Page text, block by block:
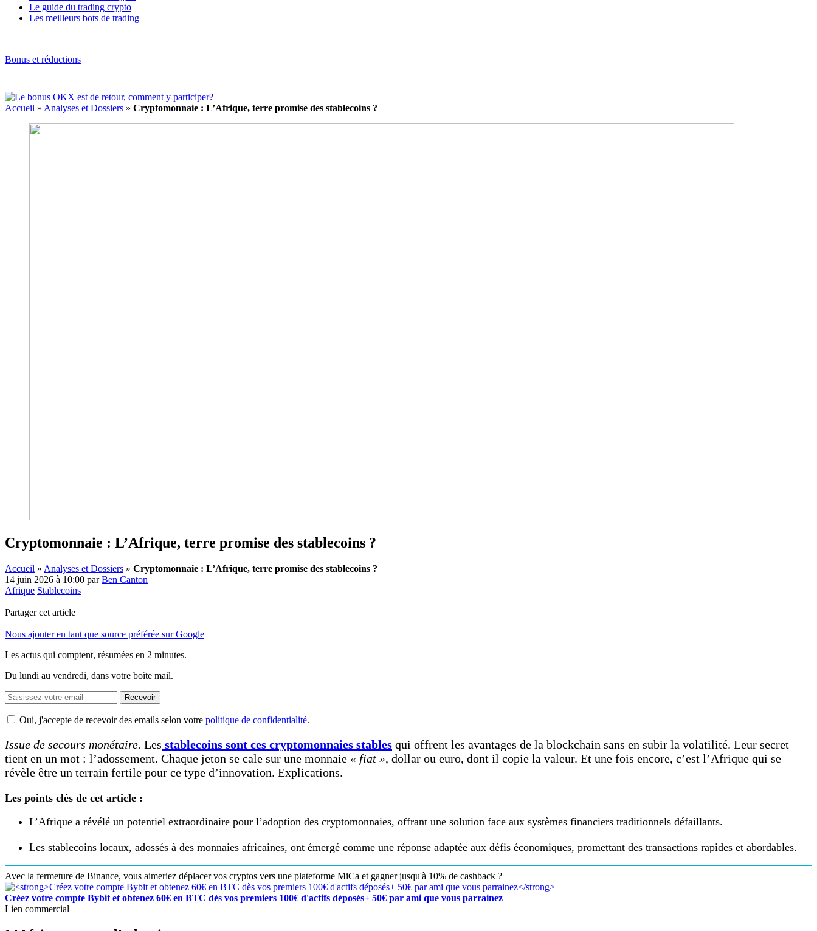
Le guide du trading crypto
Les meilleurs bots de trading
Bonus et réductions
Accueil » Analyses et Dossiers » Cryptomonnaie : L’Afrique, terre promise des stablecoins ?
Cryptomonnaie : L’Afrique, terre promise des stablecoins ?
Accueil » Analyses et Dossiers » Cryptomonnaie : L’Afrique, terre promise des stablecoins ?
14 juin 2026 à 10:00 parBen Canton
Afrique Stablecoins
Partager cet article
Nous ajouter en tant que source préférée sur Google
Les actus qui comptent, résumées en 2 minutes.
Du lundi au vendredi, dans votre boîte mail.
Recevoir
Oui, j'accepte de recevoir des emails selon votre politique de confidentialité.
Issue de secours monétaire. Les stablecoins sont ces cryptomonnaies stables qui offrent les avantages de la blockchain sans en subir la volatilité. Leur secret
tient en un mot : l’adossement. Chaque jeton se cale sur une monnaie « fiat », dollar ou euro, dont il copie la valeur. Et une fois encore, c’est l’Afrique qui se
révèle être un terrain fertile pour ce type d’innovation. Explications.
Les points clés de cet article :
L’Afrique a révélé un potentiel extraordinaire pour l’adoption des cryptomonnaies, offrant une solution face aux systèmes financiers traditionnels défaillants.
Les stablecoins locaux, adossés à des monnaies africaines, ont émergé comme une réponse adaptée aux défis économiques, promettant des transactions rapides et abordables.
Avec la fermeture de Binance, vous aimeriez déplacer vos cryptos vers une plateforme MiCa et gagner jusqu'à 10% de cashback ?
Créez votre compte Bybit et obtenez 60€ en BTC dès vos premiers 100€ d'actifs déposés+ 50€ par ami que vous parrainez
Lien commercial